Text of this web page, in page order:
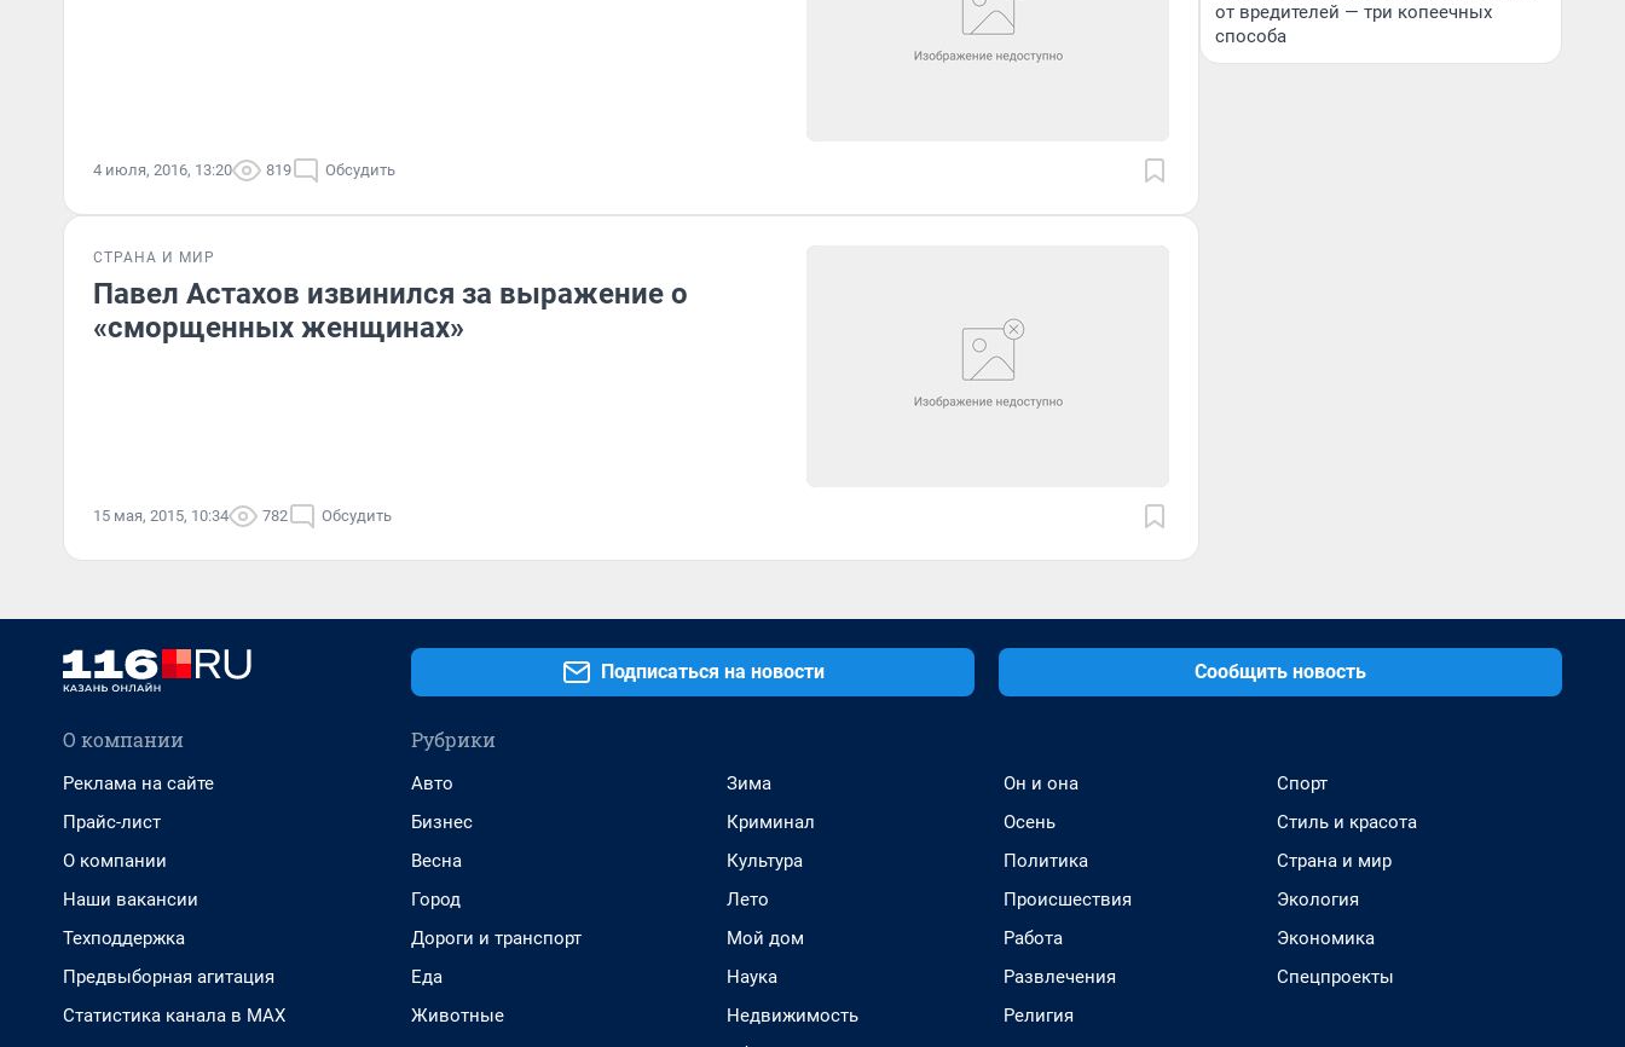
4 июля, 2016, 13:20 819 Обсудить
СТРАНА И МИР
Павел Астахов извинился за выражение о
«сморщенных женщинах»
15 мая, 2015, 10:34 782 Обсудить
от вредителей — три копеечных
способа
Подписаться на новости Сообщить новость
О компании
Реклама на сайте
Прайс-лист
О компании
Наши вакансии
Техподдержка
Предвыборная агитация
Статистика канала в MAX
Рубрики
Авто
Бизнес
Весна
Город
Дороги и транспорт
Еда
Животные
Зима
Криминал
Культура
Лето
Мой дом
Наука
Недвижимость
Он и она
Осень
Политика
Происшествия
Работа
Развлечения
Религия
Спорт
Стиль и красота
Страна и мир
Экология
Экономика
Спецпроекты